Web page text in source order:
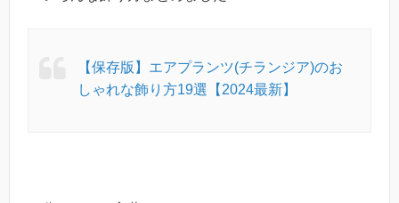
【保存版】エアプランツ(チランジア)のお
しゃれな飾り方19選【2024最新】